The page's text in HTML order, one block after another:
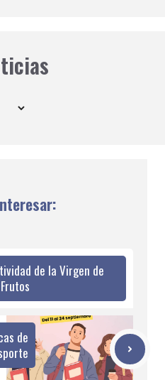
de la Virgen de
de